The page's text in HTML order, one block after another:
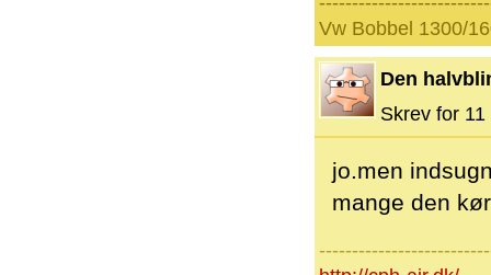
Vw Bobbel 1300/
Den
Skrev for
jo.men
mange den